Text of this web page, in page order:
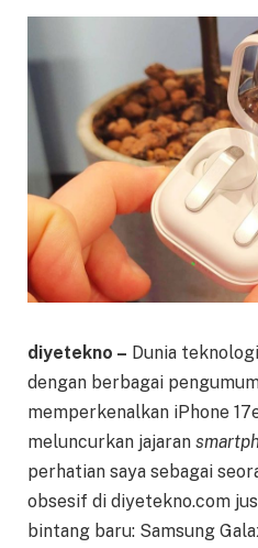
diyetekno – Dunia
dengan berbagai
memperkenalkan iPhone
meluncurkan jajaran
perhatian saya sebagai
obsesif di diyetekno.com
bintang baru: Samsung